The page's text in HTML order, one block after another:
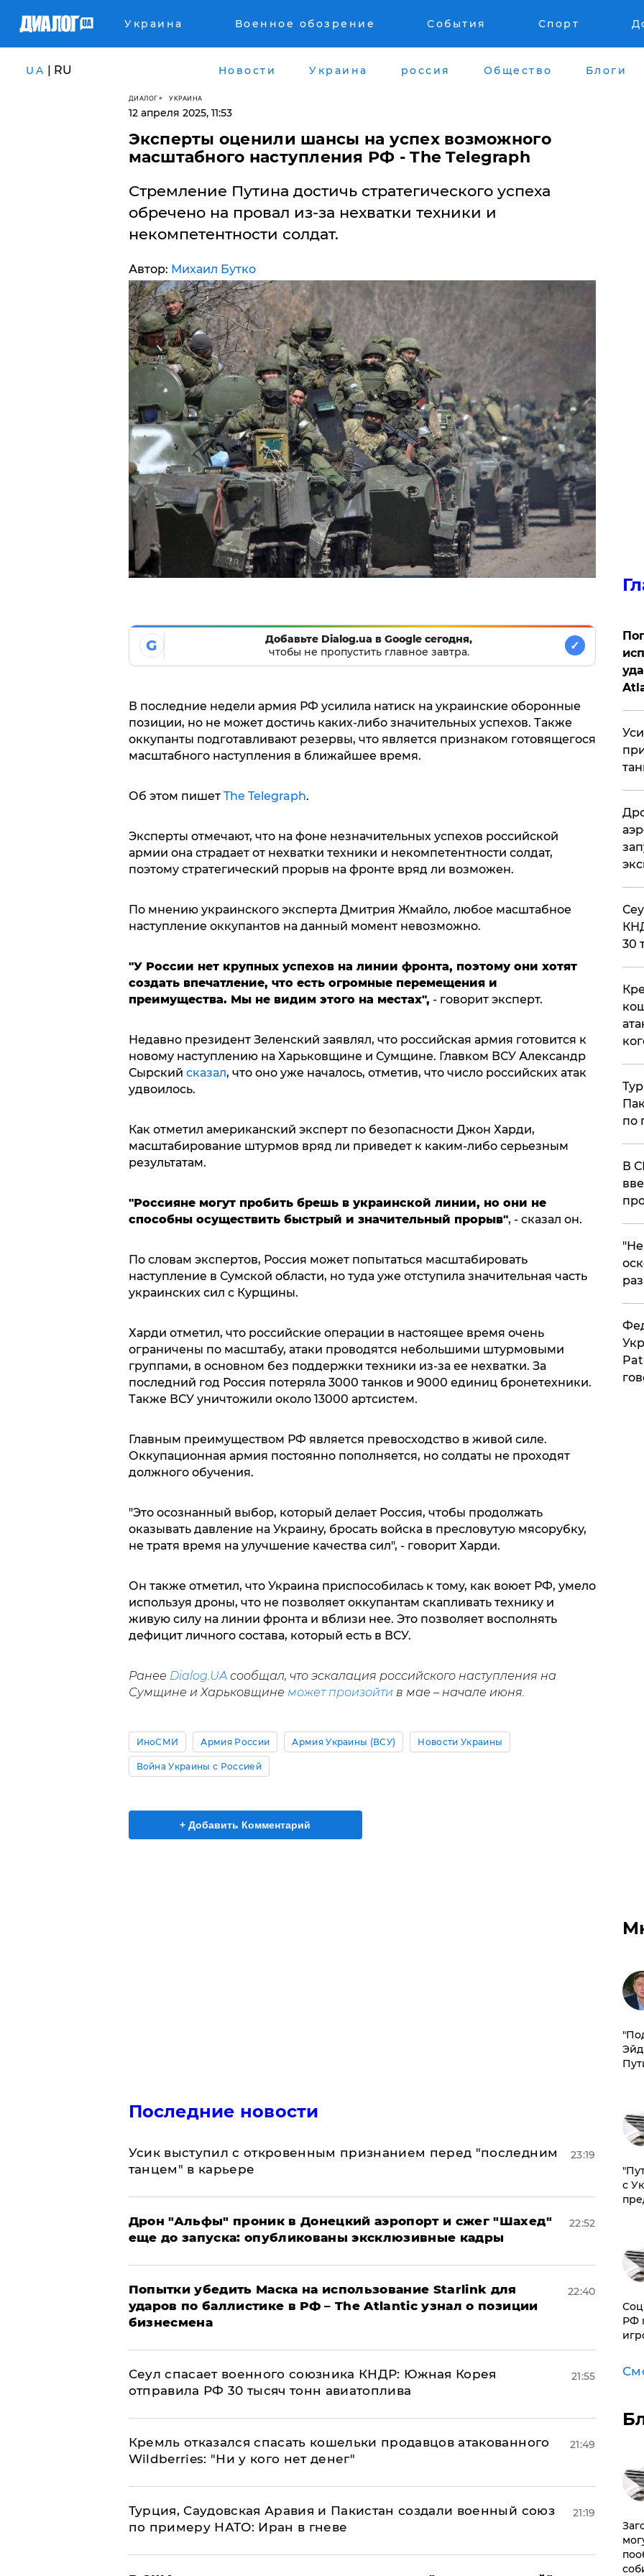
Украина Военное обозрение События Спорт
UA | RU Новости Украина россия Общество Блоги
ДИАЛОГ УКРАИНА
12 апреля 2025, 11:53
Эксперты оценили шансы на успех возможного
масштабного наступления РФ - The Telegraph
Стремление Путина достичь стратегического успеха
обречено на провал из-за нехватки техники и
некомпетентности солдат.
Автор: Михаил Бутко
G
Добавьте Dialog.ua в Google сегодня,
чтобы не пропустить главное завтра.
✓
В последние недели армия РФ усилила натиск на украинские оборонные
позиции, но не может достичь каких-либо значительных успехов. Также
оккупанты подготавливают резервы, что является признаком готовящегося
масштабного наступления в ближайшее время.
Об этом пишет The Telegraph.
Эксперты отмечают, что на фоне незначительных успехов российской
армии она страдает от нехватки техники и некомпетентности солдат,
поэтому стратегический прорыв на фронте вряд ли возможен.
По мнению украинского эксперта Дмитрия Жмайло, любое масштабное
наступление оккупантов на данный момент невозможно.
"У России нет крупных успехов на линии фронта, поэтому они хотят
создать впечатление, что есть огромные перемещения и
преимущества. Мы не видим этого на местах", - говорит эксперт.
Недавно президент Зеленский заявлял, что российская армия готовится к
новому наступлению на Харьковщине и Сумщине. Главком ВСУ Александр
Сырский сказал, что оно уже началось, отметив, что число российских атак
удвоилось.
Как отметил американский эксперт по безопасности Джон Харди,
масштабирование штурмов вряд ли приведет к каким-либо серьезным
результатам.
"Россияне могут пробить брешь в украинской линии, но они не
способны осуществить быстрый и значительный прорыв", - сказал он.
По словам экспертов, Россия может попытаться масштабировать
наступление в Сумской области, но туда уже отступила значительная часть
украинских сил с Курщины.
Харди отметил, что российские операции в настоящее время очень
ограничены по масштабу, атаки проводятся небольшими штурмовыми
группами, в основном без поддержки техники из-за ее нехватки. За
последний год Россия потеряла 3000 танков и 9000 единиц бронетехники.
Также ВСУ уничтожили около 13000 артсистем.
Главным преимуществом РФ является превосходство в живой силе.
Оккупационная армия постоянно пополняется, но солдаты не проходят
должного обучения.
"Это осознанный выбор, который делает Россия, чтобы продолжать
оказывать давление на Украину, бросать войска в пресловутую мясорубку,
не тратя время на улучшение качества сил", - говорит Харди.
Он также отметил, что Украина приспособилась к тому, как воюет РФ, умело
используя дроны, что не позволяет оккупантам скапливать технику и
живую силу на линии фронта и вблизи нее. Это позволяет восполнять
дефицит личного состава, который есть в ВСУ.
Ранее Dialog.UAсообщал, что эскалация российского наступления на
Сумщине и Харьковщине может произойти в мае – начале июня.
ИноСМИ Армия России Армия Украины (ВСУ) Новости Украины
Война Украины с Россией
+ Добавить Комментарий
Последние новости
Усик выступил с откровенным признанием перед "последним
танцем" в карьере
23:19
Дрон "Альфы" проник в Донецкий аэропорт и сжег "Шахед"
еще до запуска: опубликованы эксклюзивные кадры
22:52
Попытки убедить Маска на использование Starlink для
ударов по баллистике в РФ – The Atlantic узнал о позиции
бизнесмена
22:40
​Сеул спасает военного союзника КНДР: Южная Корея
отправила РФ 30 тысяч тонн авиатоплива
21:55
Кремль отказался спасать кошельки продавцов атакованного
Wildberries: "Ни у кого нет денег"
21:49
Турция, Саудовская Аравия и Пакистан создали военный союз
по примеру НАТО: Иран в гневе
21:19
30
по
В
с
РФ